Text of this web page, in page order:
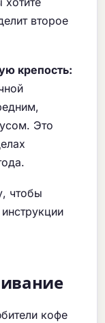
второе
крепость:
Это
чтобы
кофе